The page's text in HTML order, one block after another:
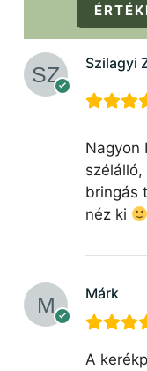
Szilagyi
Nagyon
bringás
néz ki
Márk
A